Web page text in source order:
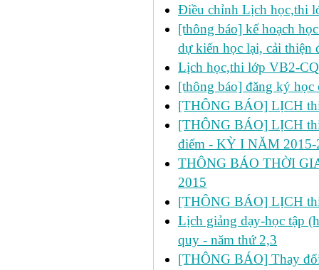
Điều chỉnh Lịch học,thi
[thông báo] kế hoạch
dự kiến học lại, cải
Lịch học,thi lớp VB2-
[thông báo] đăng ký
[THÔNG BÁO] LỊCH
[THÔNG BÁO] LỊCH
điểm - KỲ I NĂM 2015-
THÔNG BÁO THỜI
2015
[THÔNG BÁO] LỊCH
Lịch giảng dạy-học tập
quy - năm thứ 2,3
[THÔNG BÁO] Thay